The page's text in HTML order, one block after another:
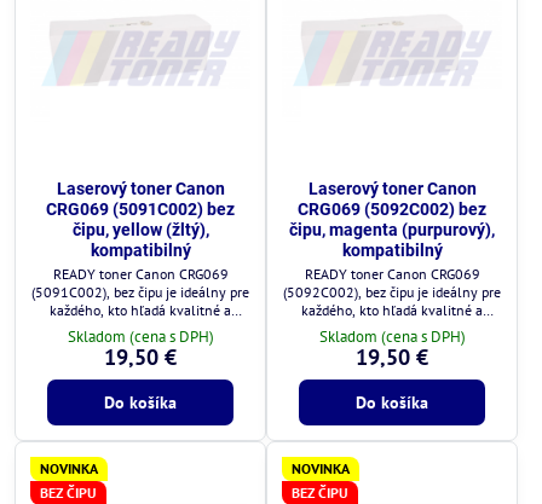
Laserový toner Canon
CRG069 (5091C002) bez
čipu, yellow (žltý),
kompatibilný
READY toner Canon CRG069
(5091C002), bez čipu je ideálny pre
každého, kto hľadá kvalitné a
cenovo výhodné riešenie.
Skladom (cena s DPH)
19,50 €
Do košíka
Laserový toner Canon
CRG069 (5092C002) bez
čipu, magenta (purpurový),
kompatibilný
READY toner Canon CRG069
(5092C002), bez čipu je ideálny pre
každého, kto hľadá kvalitné a
cenovo výhodné riešenie.
Skladom (cena s DPH)
19,50 €
Do košíka
NOVINKA
BEZ ČIPU
NOVINKA
BEZ ČIPU